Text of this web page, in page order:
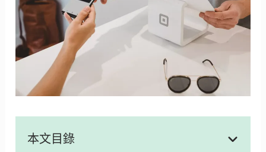
本文目錄